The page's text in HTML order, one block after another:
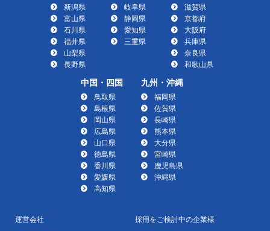
新潟県
富山県
石川県
福井県
山梨県
長野県
岐阜県
静岡県
愛知県
三重県
滋賀県
京都府
大阪府
兵庫県
奈良県
和歌山県
中国・四国
鳥取県
島根県
岡山県
広島県
山口県
徳島県
香川県
愛媛県
高知県
九州・沖縄
福岡県
佐賀県
長崎県
熊本県
大分県
宮崎県
鹿児島県
沖縄県
運営会社
採用をご検討中の企業様